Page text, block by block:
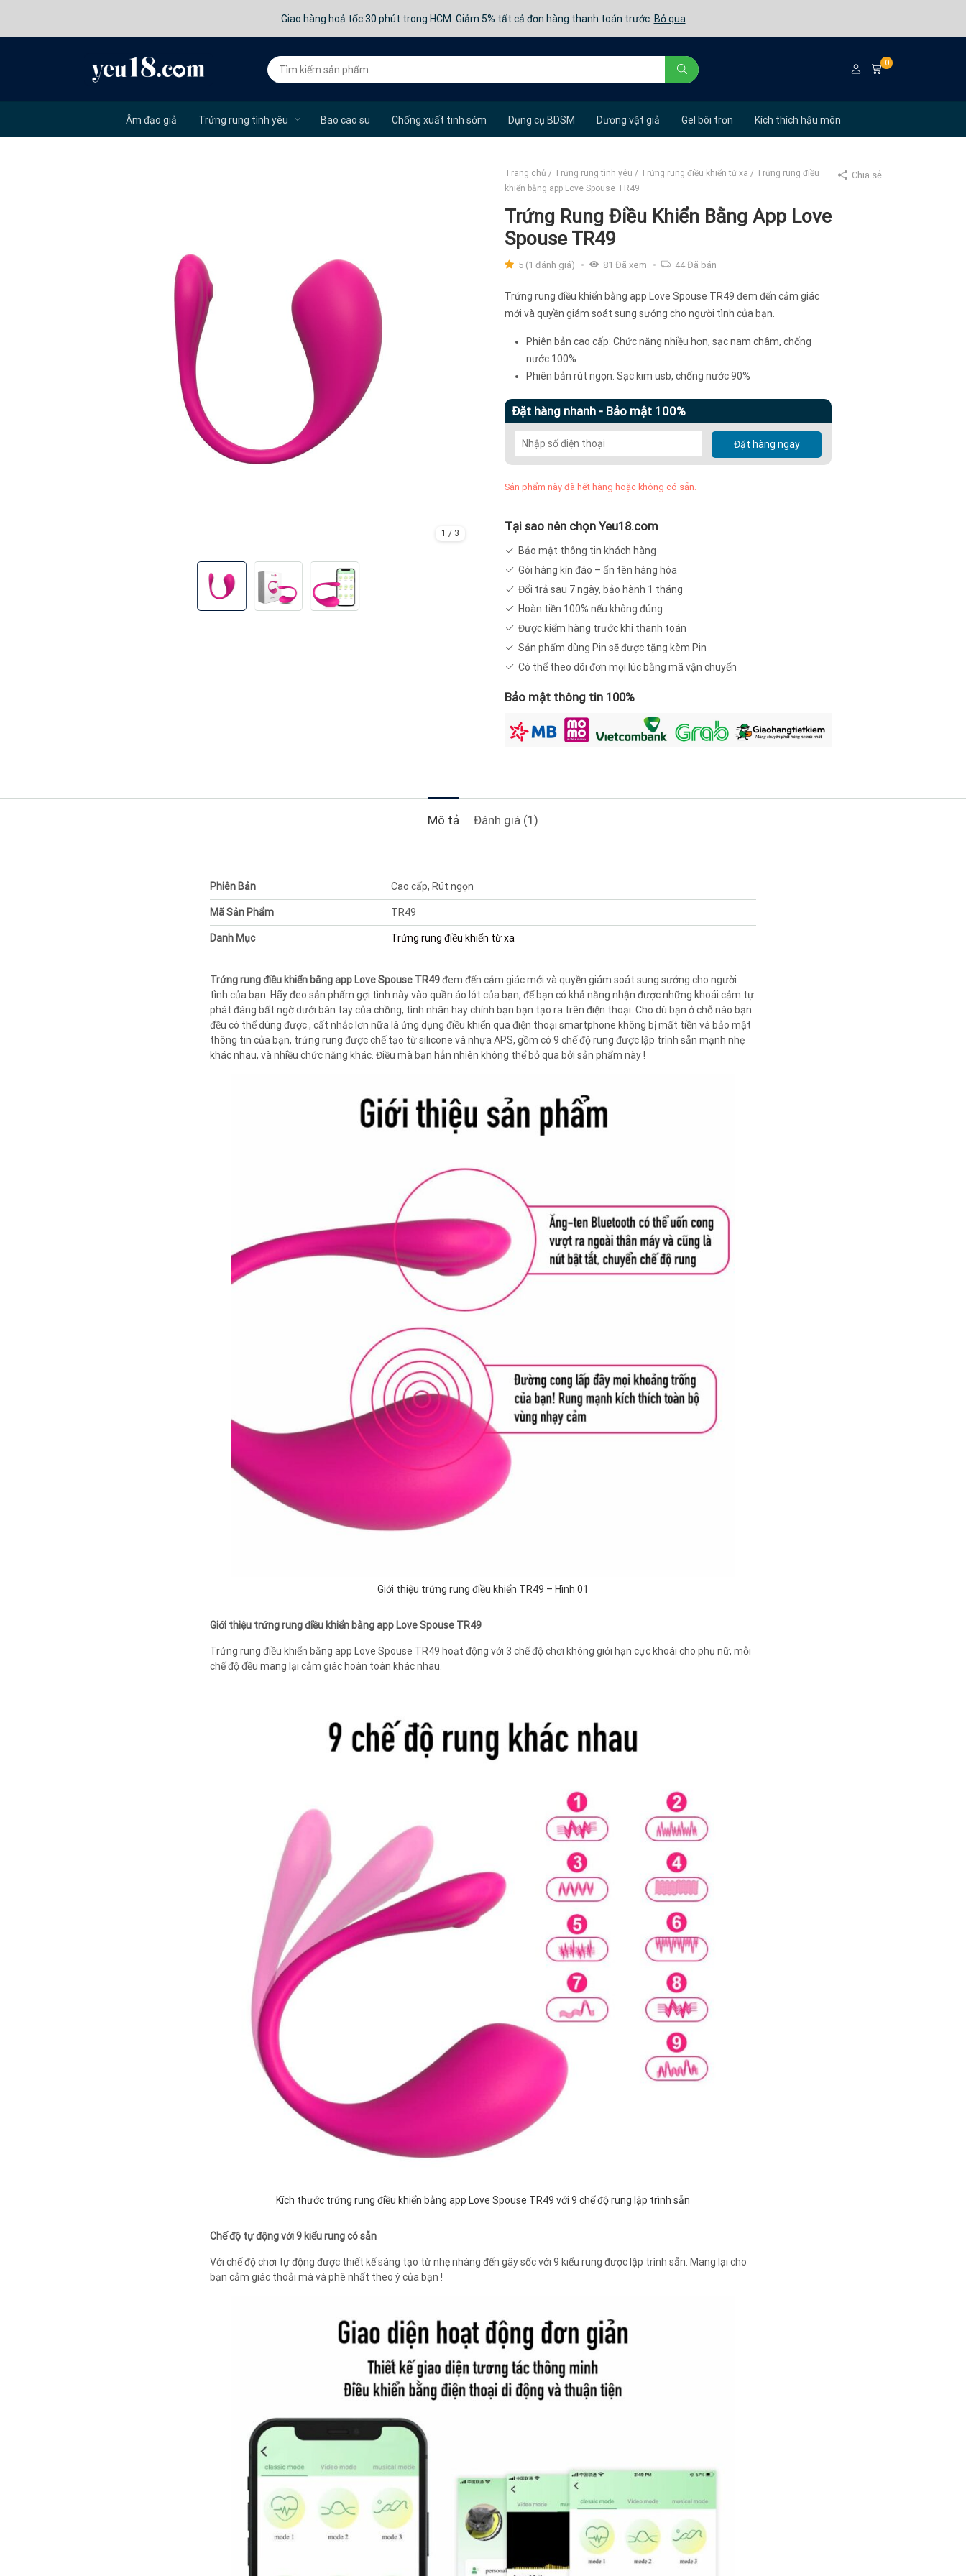
Giao hàng hoả tốc 30 phút trong HCM. Giảm 5% tất cả đơn hàng thanh toán trước. Bỏ qua
0
Âm đạo giả Trứng rung tình yêu Bao cao su Chống xuất tinh sớm Dụng cụ BDSM Dương vật giả Gel bôi trơn Kích thích hậu môn
1 / 3
Trang chủ / Trứng rung tình yêu / Trứng rung điều khiển từ xa / Trứng rung điều
khiển bằng app Love Spouse TR49
Trứng Rung Điều Khiển Bằng App Love
Spouse TR49
5 (1 đánh giá) 81 Đã xem 44Đã bán
Trứng rung điều khiển bằng app Love Spouse TR49 đem đến cảm giác
mới và quyền giám soát sung sướng cho người tình của bạn.
Phiên bản cao cấp: Chức năng nhiều hơn, sạc nam châm, chống
nước 100%
Phiên bản rút ngọn: Sạc kim usb, chống nước 90%
Đặt hàng nhanh - Bảo mật 100%
Đặt hàng ngay
Sản phẩm này đã hết hàng hoặc không có sẵn.
Tại sao nên chọn Yeu18.com
Bảo mật thông tin khách hàng
Gói hàng kín đáo – ẩn tên hàng hóa
Đổi trả sau 7 ngày, bảo hành 1 tháng
Hoàn tiền 100% nếu không đúng
Được kiểm hàng trước khi thanh toán
Sản phẩm dùng Pin sẽ được tặng kèm Pin
Có thể theo dõi đơn mọi lúc bằng mã vận chuyển
Bảo mật thông tin 100%
Chia sẻ
Mô tả Đánh giá (1)
Phiên Bản Cao cấp, Rút ngọn
Mã Sản Phẩm TR49
Danh Mục Trứng rung điều khiển từ xa
Trứng rung điều khiển bằng app Love Spouse TR49đem đến cảm giác mới và quyền giám soát sung sướng cho người
tình của bạn. Hãy đeo sản phẩm gợi tình này vào quần áo lót của bạn, để bạn có khả năng nhận được những khoái cảm tự
phát đáng bất ngờ dưới bàn tay của chồng, tình nhân hay chính bạn bạn tạo ra trên điện thoại. Cho dù bạn ở chỗ nào bạn
đều có thể dùng được , cất nhắc lơn nữa là ứng dụng điều khiển qua điện thoại smartphone không bị mất tiền và bảo mật
thông tin của bạn, trứng rung được chế tạo từ silicone và nhựa APS, gồm có 9 chế độ rung được lập trình sẵn mạnh nhẹ
khác nhau, và nhiều chức năng khác. Điều mà bạn hẳn nhiên không thể bỏ qua bởi sản phẩm này !
Giới thiệu trứng rung điều khiển TR49 – Hình 01
Giới thiệu trứng rung điều khiển bằng app Love Spouse TR49
Trứng rung điều khiển bằng app Love Spouse TR49 hoạt động với 3 chế độ chơi không giới hạn cực khoái cho phụ nữ, mỗi
chế độ đều mang lại cảm giác hoàn toàn khác nhau.
Kích thước trứng rung điều khiển bằng app Love Spouse TR49 với 9 chế độ rung lập trình sẵn
Chế độ tự động với 9 kiểu rung có sẵn
Với chế độ chơi tự động được thiết kế sáng tạo từ nhẹ nhàng đến gây sốc với 9 kiểu rung được lập trình sẵn. Mang lại cho
bạn cảm giác thoải mà và phê nhất theo ý của bạn !